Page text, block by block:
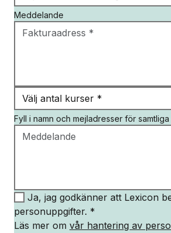
Meddelande
Fyll i namn och mejladresser för
Ja, jag godkänner att Lexicon
personuppgifter. *
Läs mer om vår hantering av